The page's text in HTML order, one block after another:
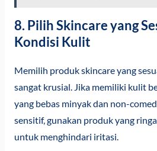
8. Pilih Skincare yang
Kondisi Kulit
Memilih produk skincare yang
sangat krusial. Jika memiliki kulit
yang bebas minyak dan non-
sensitif, gunakan produk yang
untuk menghindari iritasi.